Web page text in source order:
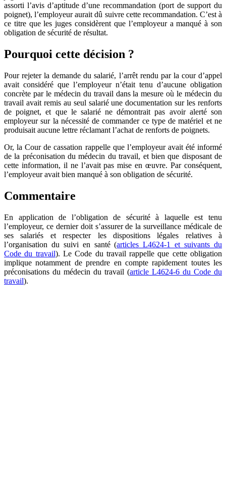
assorti l’avis d’aptitude d’une recommandation (port de support du
poignet), l’employeur aurait dû suivre cette recommandation. C’est à
ce titre que les juges considèrent que l’employeur a manqué à son
obligation de sécurité de résultat.
Pourquoi cette décision ?
Pour rejeter la demande du salarié, l’arrêt rendu par la cour d’appel
avait considéré que l’employeur n’était tenu d’aucune obligation
concrète par le médecin du travail dans la mesure où le médecin du
travail avait remis au seul salarié une documentation sur les renforts
de poignet, et que le salarié ne démontrait pas avoir alerté son
employeur sur la nécessité de commander ce type de matériel et ne
produisait aucune lettre réclamant l’achat de renforts de poignets.
Or, la Cour de cassation rappelle que l’employeur avait été informé
de la préconisation du médecin du travail, et bien que disposant de
cette information, il ne l’avait pas mise en œuvre. Par conséquent,
l’employeur avait bien manqué à son obligation de sécurité.
Commentaire
En application de l’obligation de sécurité à laquelle est tenu
l’employeur, ce dernier doit s’assurer de la surveillance médicale de
ses salariés et respecter les dispositions légales relatives à
l’organisation du suivi en santé (articles L4624-1 et suivants du
Code du travail). Le Code du travail rappelle que cette obligation
implique notamment de prendre en compte rapidement toutes les
préconisations du médecin du travail (article L4624-6 du Code du
travail).